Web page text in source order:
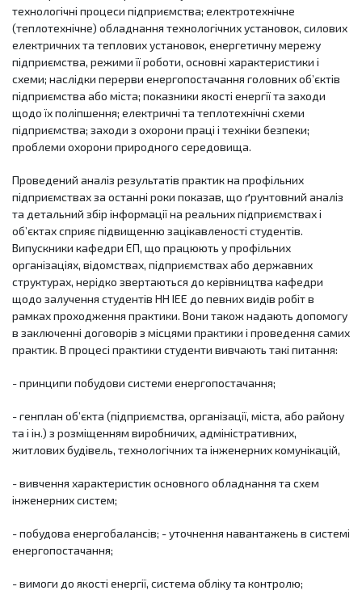
технологічні процеси підприємства; електротехнічне
(теплотехнічне) обладнання технологічних установок, силових
електричних та теплових установок, енергетичну мережу
підприємства, режими її роботи, основні характеристики і
схеми; наслідки перерви енергопостачання головних об’єктів
підприємства або міста; показники якості енергії та заходи
щодо їх поліпшення; електричні та теплотехнічні схеми
підприємства; заходи з охорони праці і техніки безпеки;
проблеми охорони природного середовища.
Проведений аналіз результатів практик на профільних
підприємствах за останні роки показав, що ґрунтовний аналіз
та детальний збір інформації на реальних підприємствах і
об’єктах сприяє підвищенню зацікавленості студентів.
Випускники кафедри ЕП, що працюють у профільних
організаціях, відомствах, підприємствах або державних
структурах, нерідко звертаються до керівництва кафедри
щодо залучення студентів НН ІЕЕ до певних видів робіт в
рамках проходження практики. Вони також надають допомогу
в заключенні договорів з місцями практики і проведення самих
практик. В процесі практики студенти вивчають такі питання:
- принципи побудови системи енергопостачання;
- генплан об’єкта (підприємства, організації, міста, або району
та і ін.) з розміщенням виробничих, адміністративних,
житлових будівель, технологічних та інженерних комунікацій,
- вивчення характеристик основного обладнання та схем
інженерних систем;
- побудова енергобалансів; - уточнення навантажень в системі
енергопостачання;
- вимоги до якості енергії, система обліку та контролю;